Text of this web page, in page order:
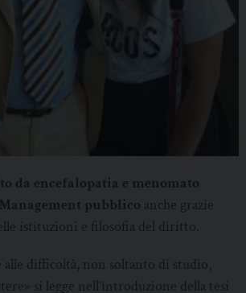
da encefalopatia e menomato
pubblico anche grazie
istituzioni e filosofia del diritto.
difficoltà, non soltanto di studio,
si legge nell’introduzione della tesi